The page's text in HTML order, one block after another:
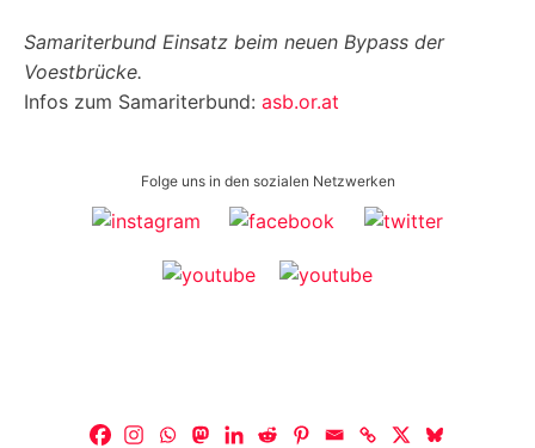
Samariterbund Einsatz beim neuen Bypass der
Voestbrücke.
Infos zum Samariterbund: asb.or.at
Folge uns in den sozialen Netzwerken